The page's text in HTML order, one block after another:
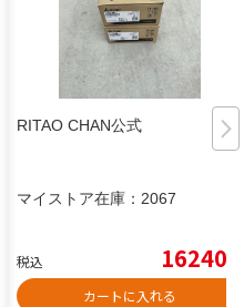
RITAO CHAN公式
マイストア在庫： 2067
税込 16240
カートに入れる